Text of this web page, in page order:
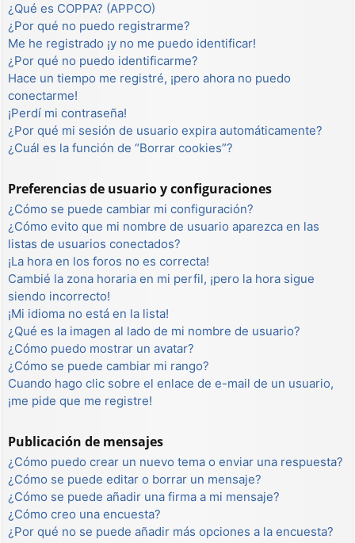
¿Qué es COPPA? (APPCO)
¿Por qué no puedo registrarme?
Me he registrado ¡y no me puedo identificar!
¿Por qué no puedo identificarme?
Hace un tiempo me registré, ¡pero ahora no puedo
conectarme!
¡Perdí mi contraseña!
¿Por qué mi sesión de usuario expira automáticamente?
¿Cuál es la función de “Borrar cookies”?
Preferencias de usuario y configuraciones
¿Cómo se puede cambiar mi configuración?
¿Cómo evito que mi nombre de usuario aparezca en las
listas de usuarios conectados?
¡La hora en los foros no es correcta!
Cambié la zona horaria en mi perfil, ¡pero la hora sigue
siendo incorrecto!
¡Mi idioma no está en la lista!
¿Qué es la imagen al lado de mi nombre de usuario?
¿Cómo puedo mostrar un avatar?
¿Cómo se puede cambiar mi rango?
Cuando hago clic sobre el enlace de e-mail de un usuario,
¡me pide que me registre!
Publicación de mensajes
¿Cómo puedo crear un nuevo tema o enviar una respuesta?
¿Cómo se puede editar o borrar un mensaje?
¿Cómo se puede añadir una firma a mi mensaje?
¿Cómo creo una encuesta?
¿Por qué no se puede añadir más opciones a la encuesta?